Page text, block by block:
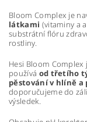
Bloom Complex je
látkami (vitaminy a
substrátní flóru
rostliny.
Hesi Bloom
používá od třetího
pěstování v hlíně
doporučujeme do
výsledek.